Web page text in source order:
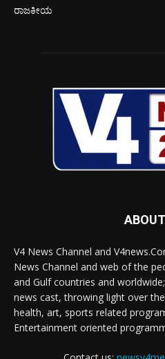
ರಾಜಕೀಯ
V4 News Channel and
News Channel and web of the
and Gulf countries and
news cast, throwing light over
health, art, sports related
Entertainment oriented